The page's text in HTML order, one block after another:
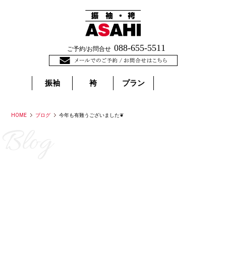
ご予約/お問合せ 088-655-5511
振袖 袴 プラン
HOME ブログ 今年も有難うございました❦